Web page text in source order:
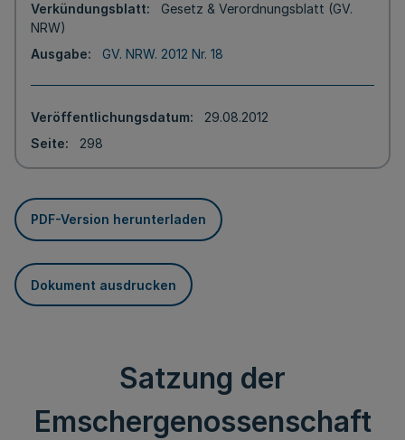
Verkündungsblatt
Gesetz & Verordnungsblatt (GV.
NRW)
Ausgabe
GV. NRW. 2012 Nr. 18
Veröffentlichungsdatum
29.08.2012
Seite
298
PDF-Version herunterladen
Dokument ausdrucken
Satzung der
Emschergenossenschaft